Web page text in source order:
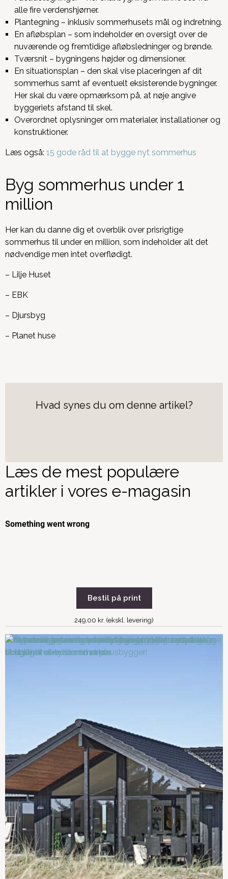
alle fire verdenshjørner.
Plantegning – inklusiv sommerhusets mål og indretning.
En afløbsplan – som indeholder en oversigt over de
nuværende og fremtidige afløbsledninger og brønde.
Tværsnit – bygningens højder og dimensioner.
En situationsplan – den skal vise placeringen af dit
sommerhus samt af eventuelt eksisterende bygninger.
Her skal du være opmærksom på, at nøje angive
byggeriets afstand til skel.
Overordnet oplysninger om materialer, installationer og
konstruktioner.
Læs også: 15 gode råd til at bygge nyt sommerhus
Byg sommerhus under 1
million
Her kan du danne dig et overblik over prisrigtige
sommerhus til under en million, som indeholder alt det
nødvendige men intet overflødigt.
– Lilje Huset
– EBK
– Djursbyg
– Planet huse
Hvad synes du om denne artikel?
Læs de mest populære
artikler i vores e-magasin
Bestil på print
249,00 kr. (ekskl. levering)
Ejendomsværdiskat på
sommerhuse
Hvad koster det at bygge
nyt sommerhus?
sommerhus
Få styr på de forskellige
typer af boliglån
Investér i et nyt
sommerhus
Udlej dit sommerhus
Det realistiske budget,
når du bygger nyt
sommerhus
Sådan lægger du et
budget over dit
sommerhusbyggeri
Lån til dit nye sommerhus